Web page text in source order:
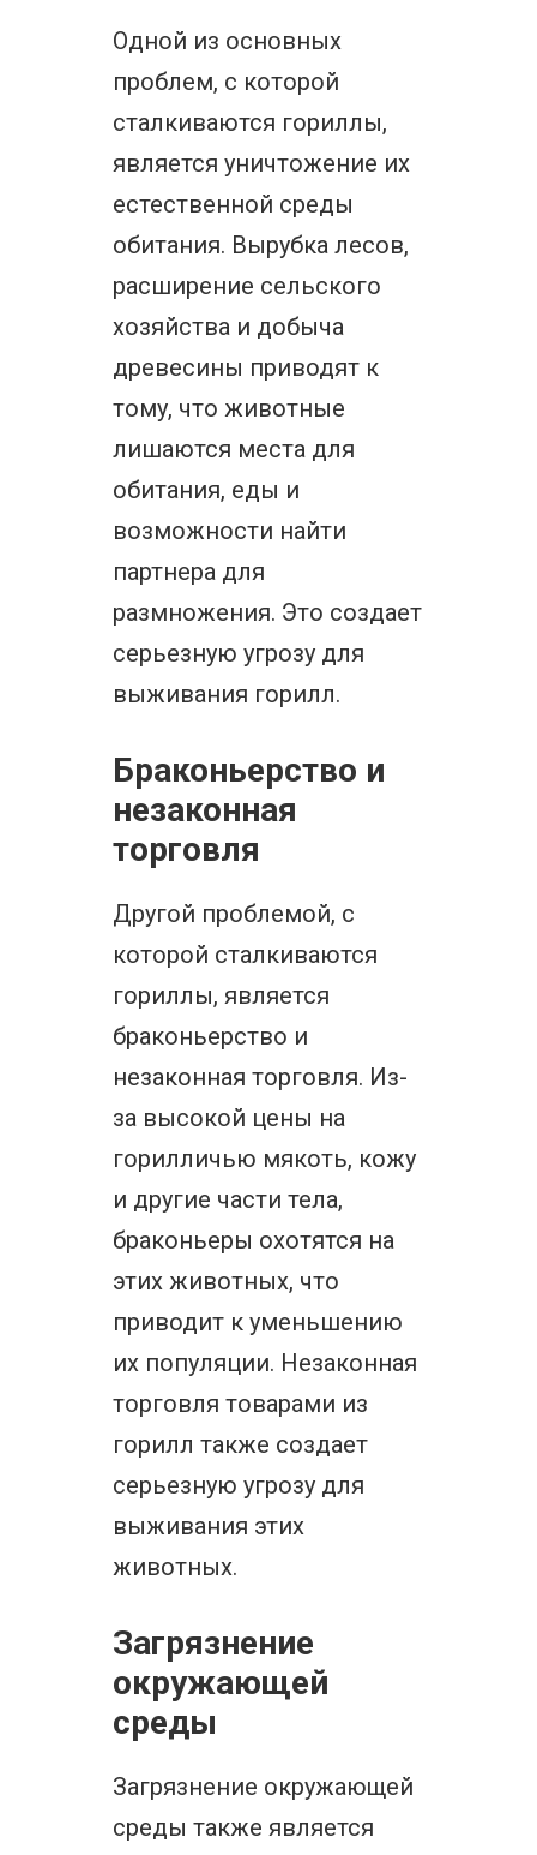
Одной из основных
проблем, с которой
сталкиваются гориллы,
является уничтожение их
естественной среды
обитания. Вырубка лесов,
расширение сельского
хозяйства и добыча
древесины приводят к
тому, что животные
лишаются места для
обитания, еды и
возможности найти
партнера для
размножения. Это создает
серьезную угрозу для
выживания горилл.
Браконьерство и
незаконная
торговля
Другой проблемой, с
которой сталкиваются
гориллы, является
браконьерство и
незаконная торговля. Из-
за высокой цены на
горилличью мякоть, кожу
и другие части тела,
браконьеры охотятся на
этих животных, что
приводит к уменьшению
их популяции. Незаконная
торговля товарами из
горилл также создает
серьезную угрозу для
выживания этих
животных.
Загрязнение
окружающей
среды
Загрязнение окружающей
среды также является